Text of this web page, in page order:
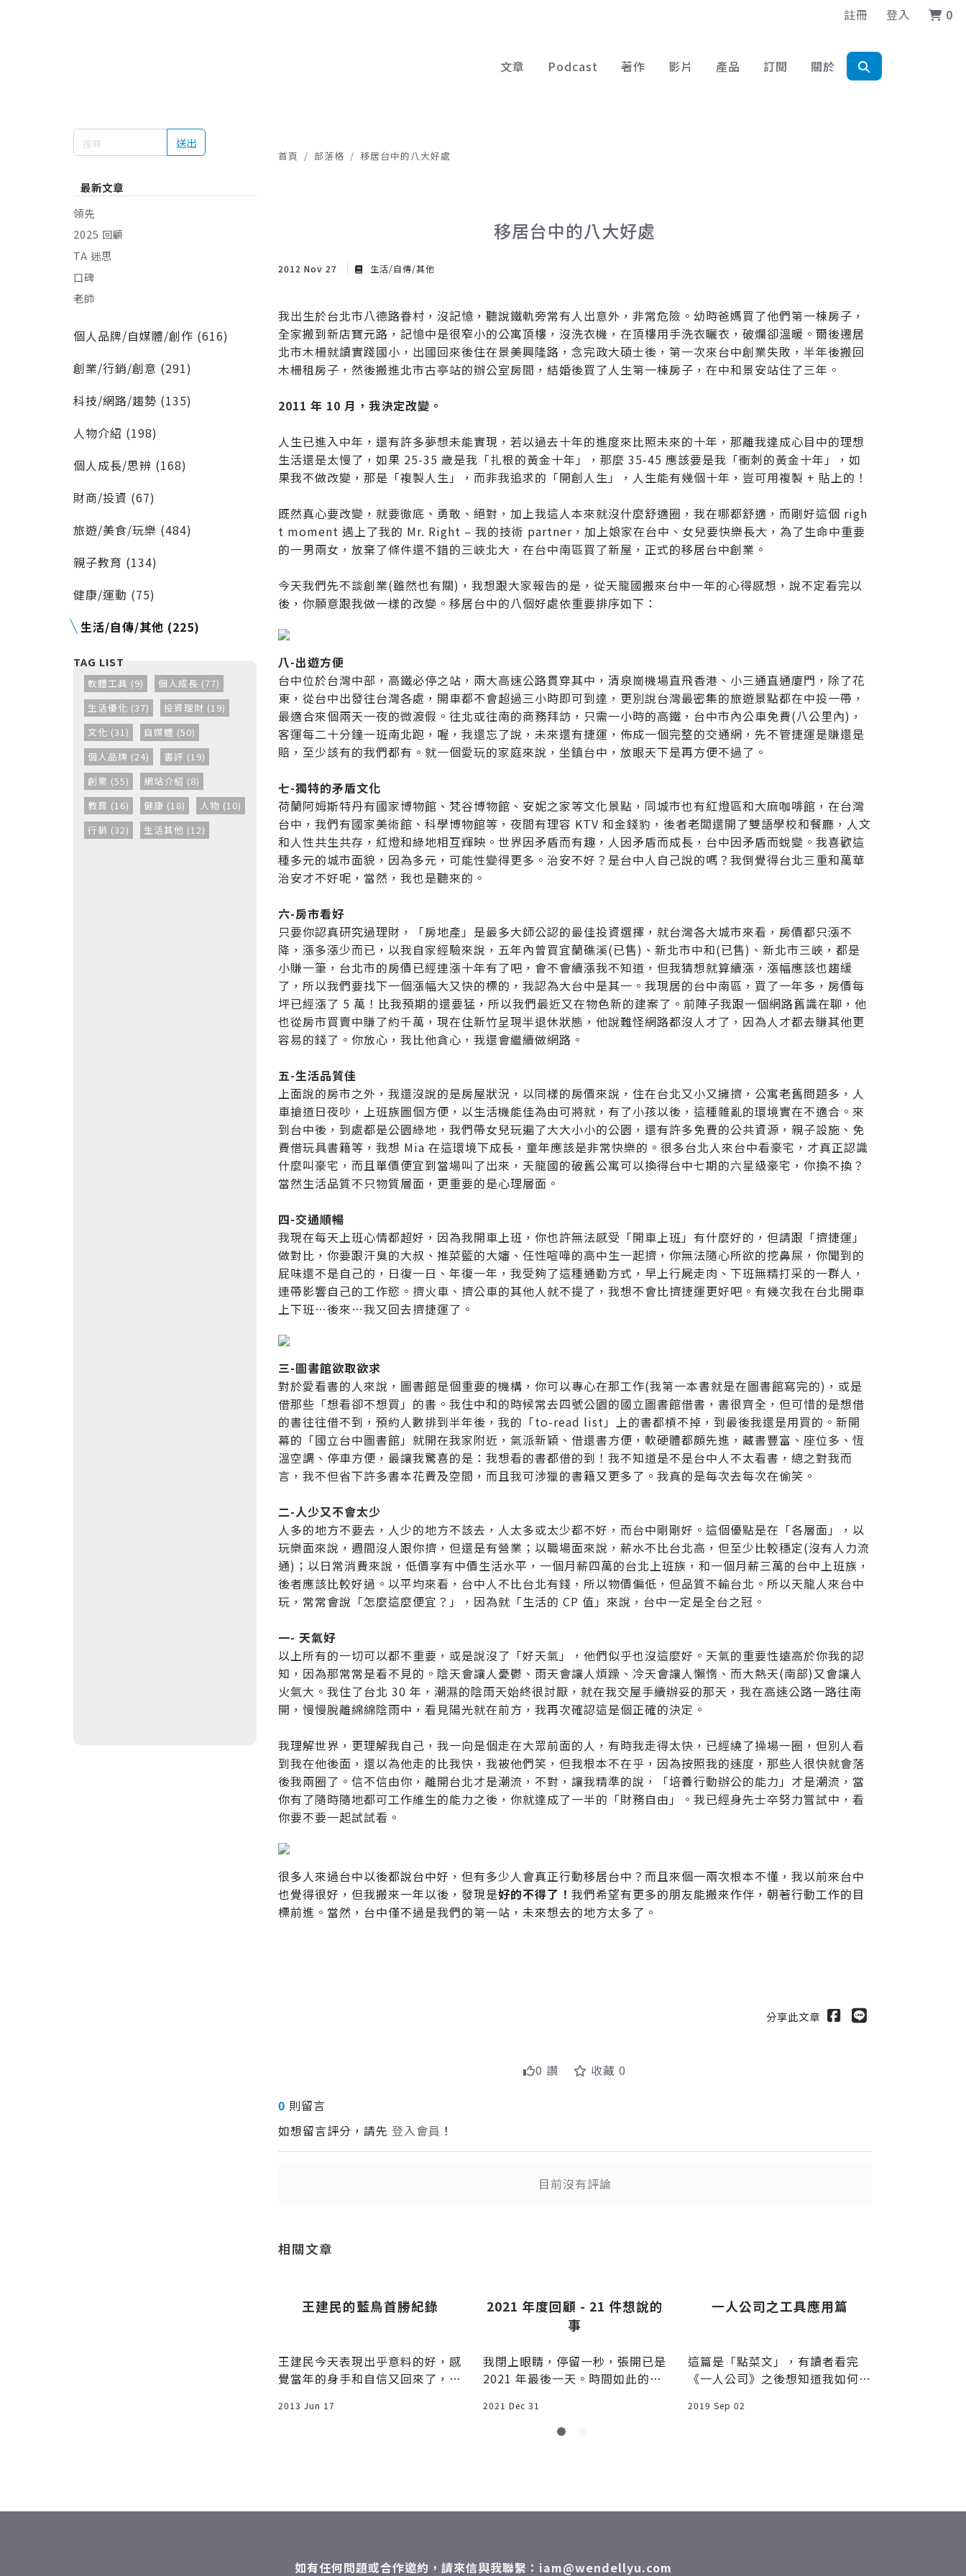
註冊 登入 0
文章 Podcast 著作 影片 產品 訂閱 關於
送出
最新文章
領先
2025 回顧
TA 迷思
口碑
老師
個人品牌/自媒體/創作 (616)
創業/行銷/創意 (291)
科技/網路/趨勢 (135)
人物介紹 (198)
個人成長/思辨 (168)
財商/投資 (67)
旅遊/美食/玩樂 (484)
親子教育 (134)
健康/運動 (75)
生活/自傳/其他 (225)
軟體工具 (9)
個人成長 (77)
生活優化 (37)
投資理財 (19)
文化 (31)
自媒體 (50)
個人品牌 (24)
書評 (19)
創業 (55)
網站介紹 (8)
教育 (16)
健康 (18)
人物 (10)
行銷 (32)
生活其他 (12)
首頁 部落格 移居台中的八大好處
移居台中的八大好處
2012 Nov 27 生活/自傳/其他
我出生於台北市八德路眷村，沒記憶，聽說鐵軌旁常有人出意外，非常危險。幼時爸媽買了他們第一棟房子，
全家搬到新店寶元路，記憶中是很窄小的公寓頂樓，沒洗衣機，在頂樓用手洗衣曬衣，破爛卻溫暖。爾後遷居
北市木柵就讀實踐國小，出國回來後住在景美興隆路，念完政大碩士後，第一次來台中創業失敗，半年後搬回
木柵租房子，然後搬進北市古亭站的辦公室房間，結婚後買了人生第一棟房子，在中和景安站住了三年。
2011 年 10 月，我決定改變。
人生已進入中年，還有許多夢想未能實現，若以過去十年的進度來比照未來的十年，那離我達成心目中的理想
生活還是太慢了，如果 25-35 歲是我「扎根的黃金十年」，那麼 35-45 應該要是我「衝刺的黃金十年」，如
果我不做改變，那是「複製人生」，而非我追求的「開創人生」，人生能有幾個十年，豈可用複製 + 貼上的！
既然真心要改變，就要徹底、勇敢、絕對，加上我這人本來就沒什麼舒適圈，我在哪都舒適，而剛好這個 righ
t moment 遇上了我的 Mr. Right – 我的技術 partner，加上娘家在台中、女兒要快樂長大，為了生命中重要
的一男兩女，放棄了條件還不錯的三峽北大，在台中南區買了新屋，正式的移居台中創業。
今天我們先不談創業(雖然也有關)，我想跟大家報告的是，從天龍國搬來台中一年的心得感想，說不定看完以
後，你願意跟我做一樣的改變。移居台中的八個好處依重要排序如下：
八-出遊方便
台中位於台灣中部，高鐵必停之站，兩大高速公路貫穿其中，清泉崗機場直飛香港、小三通直通廈門，除了花
東，從台中出發往台灣各處，開車都不會超過三小時即可到達，更別說台灣最密集的旅遊景點都在中投一帶，
最適合來個兩天一夜的微渡假。往北或往南的商務拜訪，只需一小時的高鐵，台中市內公車免費(八公里內)，
客運每二十分鐘一班南北跑，喔，我還忘了說，未來還有捷運，佈成一個完整的交通網，先不管捷運是賺還是
賠，至少該有的我們都有。就一個愛玩的家庭來說，坐鎮台中，放眼天下是再方便不過了。
七-獨特的矛盾文化
荷蘭阿姆斯特丹有國家博物館、梵谷博物館、安妮之家等文化景點，同城市也有紅燈區和大麻咖啡館，在台灣
台中，我們有國家美術館、科學博物館等，夜間有理容 KTV 和金錢豹，後者老闆還開了雙語學校和餐廳，人文
和人性共生共存，紅燈和綠地相互輝映。世界因矛盾而有趣，人因矛盾而成長，台中因矛盾而蛻變。我喜歡這
種多元的城市面貌，因為多元，可能性變得更多。治安不好？是台中人自己說的嗎？我倒覺得台北三重和萬華
治安才不好呢，當然，我也是聽來的。
六-房市看好
只要你認真研究過理財，「房地產」是最多大師公認的最佳投資選擇，就台灣各大城市來看，房價都只漲不
降，漲多漲少而已，以我自家經驗來說，五年內曾買宜蘭礁溪(已售)、新北市中和(已售)、新北市三峽，都是
小賺一筆，台北市的房價已經連漲十年有了吧，會不會續漲我不知道，但我猜想就算續漲，漲幅應該也趨緩
了，所以我們要找下一個漲幅大又快的標的，我認為大台中是其一。我現居的台中南區，買了一年多，房價每
坪已經漲了 5 萬！比我預期的還要猛，所以我們最近又在物色新的建案了。前陣子我跟一個網路舊識在聊，他
也從房市買賣中賺了約千萬，現在住新竹呈現半退休狀態，他說難怪網路都沒人才了，因為人才都去賺其他更
容易的錢了。你放心，我比他貪心，我還會繼續做網路。
五-生活品質佳
上面說的房市之外，我還沒說的是房屋狀況，以同樣的房價來說，住在台北又小又擁擠，公寓老舊問題多，人
車搶道日夜吵，上班族圖個方便，以生活機能佳為由可將就，有了小孩以後，這種雜亂的環境實在不適合。來
到台中後，到處都是公園綠地，我們帶女兒玩遍了大大小小的公園，還有許多免費的公共資源，親子設施、免
費借玩具書籍等，我想 Mia 在這環境下成長，童年應該是非常快樂的。很多台北人來台中看豪宅，才真正認識
什麼叫豪宅，而且單價便宜到當場叫了出來，天龍國的破舊公寓可以換得台中七期的六星級豪宅，你換不換？
當然生活品質不只物質層面，更重要的是心理層面。
四-交通順暢
我現在每天上班心情都超好，因為我開車上班，你也許無法感受「開車上班」有什麼好的，但請跟「擠捷運」
做對比，你要跟汗臭的大叔、推菜籃的大嬸、任性喧嘩的高中生一起擠，你無法隨心所欲的挖鼻屎，你聞到的
屁味還不是自己的，日復一日、年復一年，我受夠了這種通勤方式，早上行屍走肉、下班無精打采的一群人，
連帶影響自己的工作慾。擠火車、擠公車的其他人就不提了，我想不會比擠捷運更好吧。有幾次我在台北開車
上下班…後來…我又回去擠捷運了。
三-圖書館欲取欲求
對於愛看書的人來說，圖書館是個重要的機構，你可以專心在那工作(我第一本書就是在圖書館寫完的)，或是
借那些「想看卻不想買」的書。我住中和的時候常去四號公園的國立圖書館借書，書很齊全，但可惜的是想借
的書往往借不到，預約人數排到半年後，我的「to-read list」上的書都槓不掉，到最後我還是用買的。新開
幕的「國立台中圖書館」就開在我家附近，氣派新穎、借還書方便，軟硬體都頗先進，藏書豐富、座位多、恆
溫空調、停車方便，最讓我驚喜的是：我想看的書都借的到！我不知道是不是台中人不太看書，總之對我而
言，我不但省下許多書本花費及空間，而且我可涉獵的書籍又更多了。我真的是每次去每次在偷笑。
二-人少又不會太少
人多的地方不要去，人少的地方不該去，人太多或太少都不好，而台中剛剛好。這個優點是在「各層面」，以
玩樂面來說，週間沒人跟你擠，但還是有營業；以職場面來說，薪水不比台北高，但至少比較穩定(沒有人力流
通)；以日常消費來說，低價享有中價生活水平，一個月薪四萬的台北上班族，和一個月薪三萬的台中上班族，
後者應該比較好過。以平均來看，台中人不比台北有錢，所以物價偏低，但品質不輸台北。所以天龍人來台中
玩，常常會說「怎麼這麼便宜？」，因為就「生活的 CP 值」來說，台中一定是全台之冠。
一- 天氣好
以上所有的一切可以都不重要，或是說沒了「好天氣」，他們似乎也沒這麼好。天氣的重要性遠高於你我的認
知，因為那常常是看不見的。陰天會讓人憂鬱、雨天會讓人煩躁、冷天會讓人懶惰、而大熱天(南部)又會讓人
火氣大。我住了台北 30 年，潮濕的陰雨天始終很討厭，就在我交屋手續辦妥的那天，我在高速公路一路往南
開，慢慢脫離綿綿陰雨中，看見陽光就在前方，我再次確認這是個正確的決定。
我理解世界，更理解我自己，我一向是個走在大眾前面的人，有時我走得太快，已經繞了操場一圈，但別人看
到我在他後面，還以為他走的比我快，我被他們笑，但我根本不在乎，因為按照我的速度，那些人很快就會落
後我兩圈了。信不信由你，離開台北才是潮流，不對，讓我精準的說，「培養行動辦公的能力」才是潮流，當
你有了隨時隨地都可工作維生的能力之後，你就達成了一半的「財務自由」。我已經身先士卒努力嘗試中，看
你要不要一起試試看。
很多人來過台中以後都說台中好，但有多少人會真正行動移居台中？而且來個一兩次根本不懂，我以前來台中
也覺得很好，但我搬來一年以後，發現是好的不得了！ 我們希望有更多的朋友能搬來作伴，朝著行動工作的目
標前進。當然，台中僅不過是我們的第一站，未來想去的地方太多了。
分享此文章
0 讚 收藏 0
0 則留言
如想留言評分，請先 登入會員 ！
目前沒有評論
相關文章
心，有
王建民的藍鳥首勝紀錄
王建民今天表現出乎意料的好，感
覺當年的身手和自信又回來了，這
成功化解危機走回場邊，嘴上都隱
擊出三壘邊線的強勁平飛球，被E
看整場唯一的「危機」了，其餘時
2013 Jun 17
2021 年度回顧 - 21 件想說的
事
我閉上眼睛，停留一秒，張開已是
2021 年最後一天。時間如此的無
2021 Dec 31
一人公司之工具應用篇
這篇是「點菜文」，有讀者看完
《一人公司》之後想知道我如何 r
所以
2019 Sep 02
如有任何問題或合作邀約，請來信與我聯繫：iam@wendellyu.com